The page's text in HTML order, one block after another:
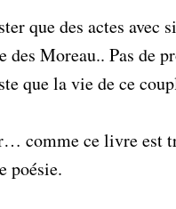
que des actes avec
Moreau.. Pas de
que la vie de ce
comme ce livre est
poésie.